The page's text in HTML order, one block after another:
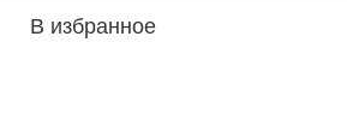
В избранное